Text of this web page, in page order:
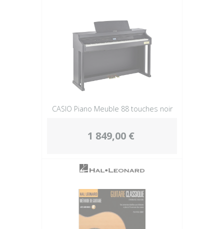
Plus
CASIO Piano Meuble 88 touches noir
1 849,00 €